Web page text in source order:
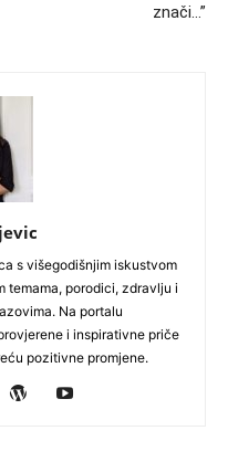
znači…”
s višegodišnjim iskustvom
temama, porodici, zdravlju i
Na portalu
i inspirativne priče
pozitivne promjene.